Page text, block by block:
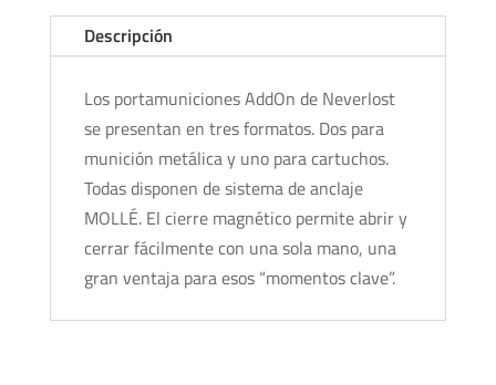
Descripción
Los portamuniciones AddOn de Neverlost
se presentan en tres formatos. Dos para
munición metálica y uno para cartuchos.
Todas disponen de sistema de anclaje
MOLLÉ. El cierre magnético permite abrir y
cerrar fácilmente con una sola mano, una
gran ventaja para esos “momentos clave”.